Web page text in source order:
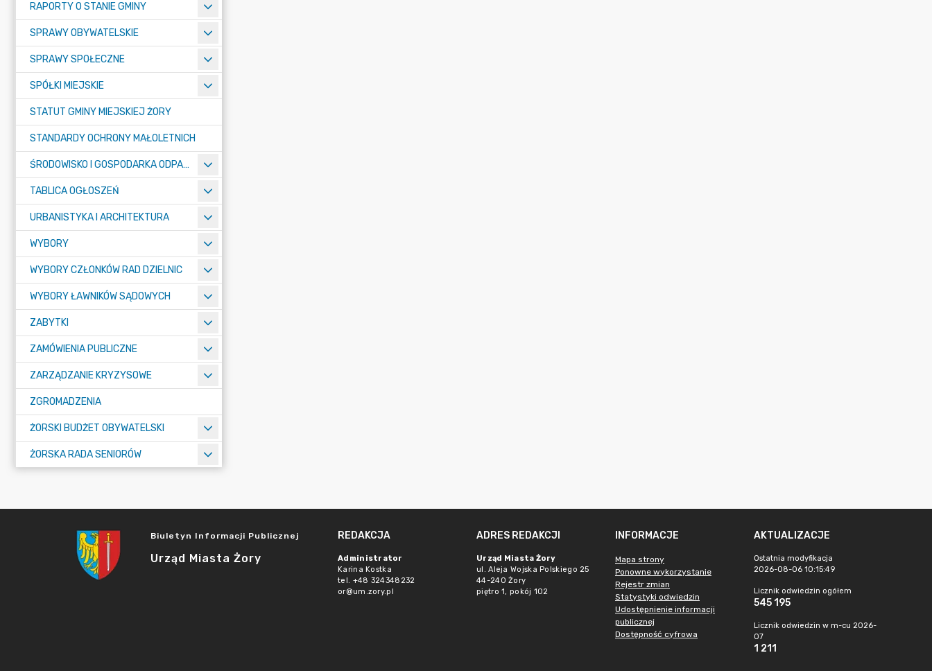
RAPORTY O STANIE GMINY
SPRAWY OBYWATELSKIE
SPRAWY SPOŁECZNE
SPÓŁKI MIEJSKIE
STATUT GMINY MIEJSKIEJ ŻORY
STANDARDY OCHRONY MAŁOLETNICH
ŚRODOWISKO I GOSPODARKA ODPADAMI
TABLICA OGŁOSZEŃ
URBANISTYKA I ARCHITEKTURA
WYBORY
WYBORY CZŁONKÓW RAD DZIELNIC
WYBORY ŁAWNIKÓW SĄDOWYCH
ZABYTKI
ZAMÓWIENIA PUBLICZNE
ZARZĄDZANIE KRYZYSOWE
ZGROMADZENIA
ŻORSKI BUDŻET OBYWATELSKI
ŻORSKA RADA SENIORÓW
Biuletyn Informacji Publicznej
Urząd Miasta Żory
REDAKCJA
Administrator
Karina Kostka
tel. +48 324348232
or@um.zory.pl
ADRES REDAKCJI
Urząd Miasta Żory
ul. Aleja Wojska Polskiego 25
44-240 Żory
piętro 1, pokój 102
INFORMACJE
Mapa strony
Ponowne wykorzystanie
Rejestr zmian
Statystyki odwiedzin
Udostępnienie informacji
publicznej
Dostępność cyfrowa
AKTUALIZACJE
Ostatnia modyfikacja
2026-08-06 10:15:49
Licznik odwiedzin ogółem
545 195
Licznik odwiedzin w m-cu 2026-
07
1 211